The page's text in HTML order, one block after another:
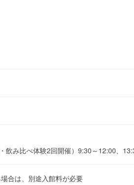
飲み比べ体験2回開催）9:30～12:00、
合は、別途入館料が必要